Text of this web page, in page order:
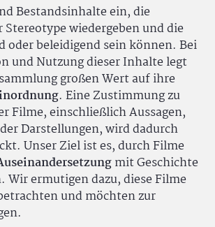
Bestandsinhalte ein, die
Stereotype wiedergeben und die
beleidigend sein können. Bei
und Nutzung dieser Inhalte legt
großen Wert auf ihre
. Eine Zustimmung zu
Filme, einschließlich Aussagen,
Darstellungen, wird dadurch
Unser Ziel ist es, durch Filme
mit Geschichte
Wir ermutigen dazu, diese Filme
und möchten zur